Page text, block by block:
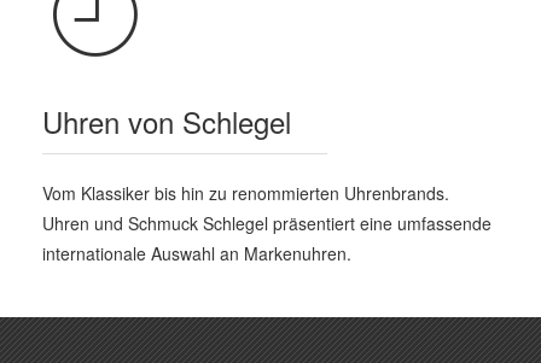
Uhren von Schlegel
Vom Klassiker bis hin zu renommierten Uhrenbrands.
Uhren und Schmuck Schlegel präsentiert eine umfassende
internationale Auswahl an Markenuhren.